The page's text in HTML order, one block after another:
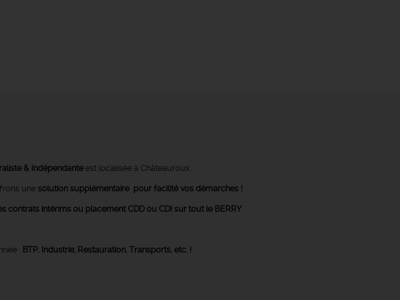
& Indépendante est localisée à Châteauroux.
une solution supplémentaire pour facilité vos démarches !
contrats intérims ou placement CDD ou CDI sur tout le BERRY
: BTP, Industrie, Restauration, Transports, etc. !